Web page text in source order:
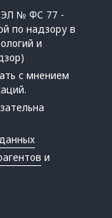
ЭЛ № ФС 77 -
по надзору в
и
с мнением
и